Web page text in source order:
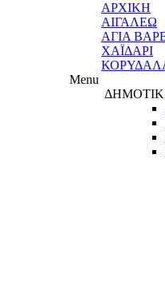
ΑΡΧΙΚΗ
ΑΙΓΑΛΕΩ
ΑΓΙΑ
ΧΑΪΔΑΡΙ
Menu